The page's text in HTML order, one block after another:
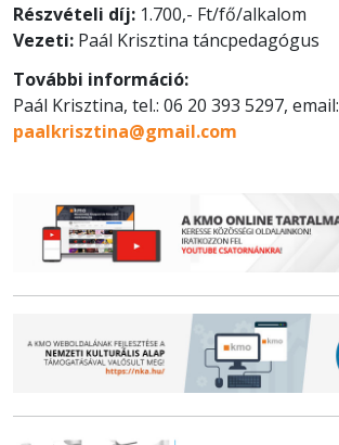
Részvételi díj: 1.700,- Ft/fő/alkalom
Vezeti: Paál Krisztina táncpedagógus
További információ:
Paál Krisztina, tel.: 06 20 393 5297, email:
paalkrisztina@gmail.com